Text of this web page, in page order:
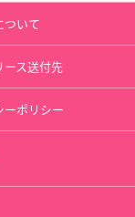
ついて
ース送付先
ーポリシー